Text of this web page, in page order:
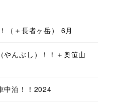
（＋長者ヶ岳） 6月
んぶし）！！＋奥笹山
泊！！2024